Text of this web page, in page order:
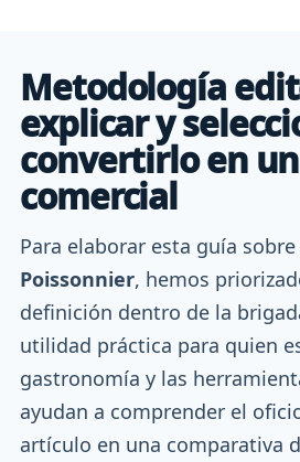
Metodología
explicar y
convertirlo en
comercial
Para elaborar esta guía sobre
Poissonnier, hemos
definición dentro de la
utilidad práctica para quien
gastronomía y las
ayudan a comprender el
artículo en una comparativa